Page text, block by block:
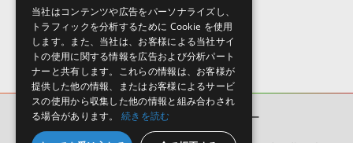
THE COOKING ユーザーレビュー
当社はコンテンツや広告をパーソナライズし、
トラフィックを分析するために Cookie を使用
します。また、当社は、お客様による当社サイ
トの使用に関する情報を広告および分析パート
ナーと共有します。これらの情報は、お客様が
提供した他の情報、またはお客様によるサービ
スの使用から収集した他の情報と組み合わされ
る場合があります。
続きを読む